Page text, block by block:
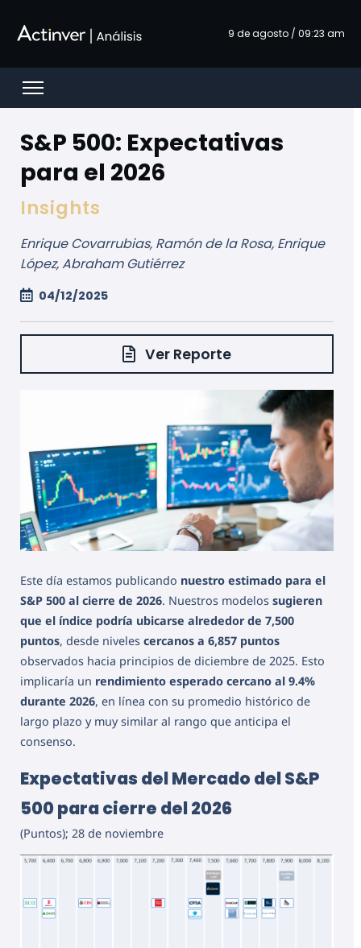
9 de agosto / 09:23 am
Open menu
S&P 500: Expectativas
para el 2026
Insights
Enrique Covarrubias, Ramón de la Rosa, Enrique
López, Abraham Gutiérrez
04/12/2025
Ver Reporte
Este día estamos publicando nuestro estimado para el
S&P 500 al cierre de 2026. Nuestros modelos sugieren
que el índice podría ubicarse alrededor de 7,500
puntos, desde niveles cercanos a 6,857 puntos
observados hacia principios de diciembre de 2025. Esto
implicaría un rendimiento esperado cercano al 9.4%
durante 2026, en línea con su promedio histórico de
largo plazo y muy similar al rango que anticipa el
consenso.
Expectativas del Mercado del S&P
500 para cierre del 2026
(Puntos); 28 de noviembre